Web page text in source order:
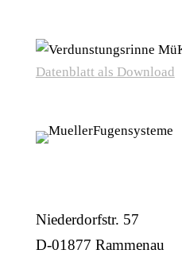
Datenblatt als Download
Niederdorfstr. 57
D-01877 Rammenau